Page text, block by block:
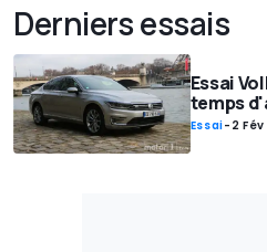
Derniers essais
Essai
temps
Essai- 2